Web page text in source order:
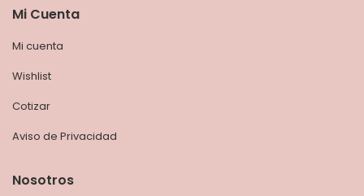
Mi Cuenta
Mi cuenta
Wishlist
Cotizar
Aviso de Privacidad
Nosotros